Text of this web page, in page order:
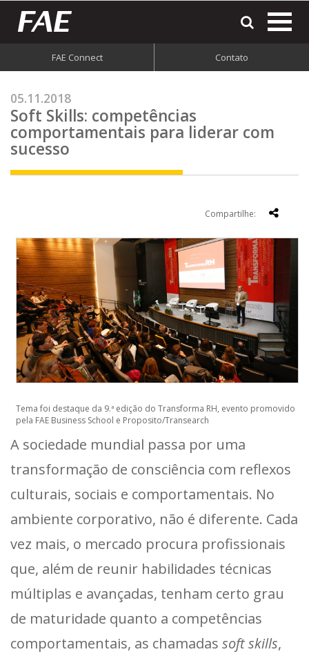
FAE Connect Contato
05.11.2018
Soft Skills: competências
comportamentais para liderar com
sucesso
Compartilhe:
Tema foi destaque da 9.ª edição do Transforma RH, evento promovido
pela FAE Business School e Proposito/Transearch
A sociedade mundial passa por uma
transformação de consciência com reflexos
culturais, sociais e comportamentais. No
ambiente corporativo, não é diferente. Cada
vez mais, o mercado procura profissionais
que, além de reunir habilidades técnicas
múltiplas e avançadas, tenham certo grau
de maturidade quanto a competências
comportamentais, as chamadas soft skills,